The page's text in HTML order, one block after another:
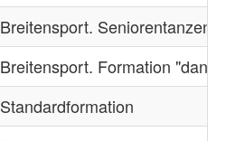
Breitensport. Seniorentanzen
Breitensport. Formation
Standardformation